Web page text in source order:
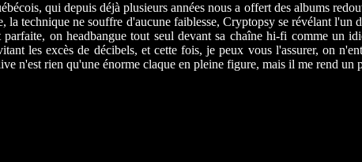
qui depuis déjà plusieurs années nous a offert des albums
la technique ne souffre d'aucune faiblesse, Cryptopsy se révélant
on headbangue tout seul devant sa chaîne hi-fi comme un
les excès de décibels, et cette fois, je peux vous l'assurer, on
n'est rien qu'une énorme claque en pleine figure, mais il me rend un